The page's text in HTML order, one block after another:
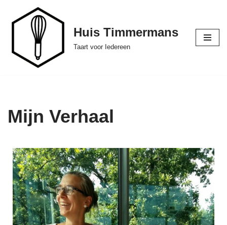
de
inhoud
Huis Timmermans
Taart voor Iedereen
Mijn Verhaal